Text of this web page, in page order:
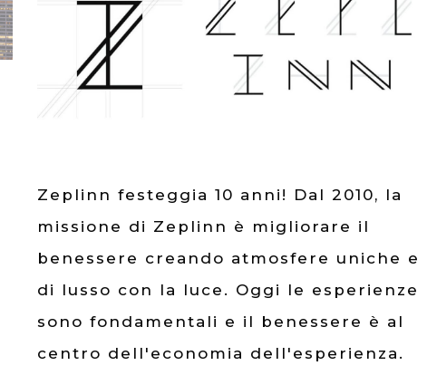
Zeplinn festeggia 10 anni! Dal 2010, la
missione di Zeplinn è migliorare il
benessere creando atmosfere uniche e
di lusso con la luce. Oggi le esperienze
sono fondamentali e il benessere è al
centro dell'economia dell'esperienza.